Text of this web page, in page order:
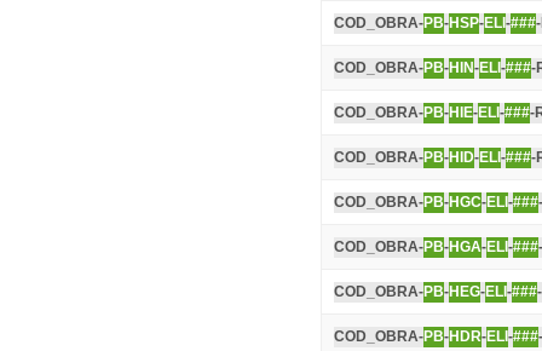
COD_OBRA-PB-HSP-ELI -###
COD_OBRA-PB-HIN-ELI -###-
COD_OBRA-PB-HIE-ELI -###-
COD_OBRA-PB-HID-ELI -###-
COD_OBRA-PB-HGC-ELI -###
COD_OBRA-PB-HGA-ELI -###
COD_OBRA-PB-HEG-ELI -###
COD_OBRA-PB-HDR-ELI -###